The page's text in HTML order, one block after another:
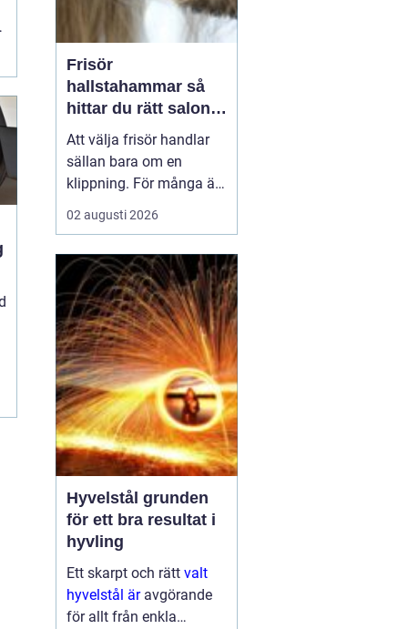
Frisör
hallstahammar så
hittar du rätt salong
för stil, kvalitet och
känsla
Att välja frisör handlar
sällan bara om en
klippning. För många är
besöket en paus i
vardagen, ett sätt att
ibland ett viktigt
förberedande steg inför
ett stort ögonblick i livet.
I en mindre ort som
Hallstahammar blir valet
a...
02 augusti 2026
Hyvelstål grunden
för ett bra resultat i
hyvling
Ett skarpt och rätt valt
hyvelstål äravgörande
för allt från enkla